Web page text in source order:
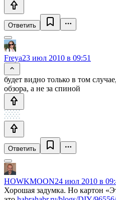
Ответить
Freya23 июл 2010 в 09:51
будет видно только в том
обзора, а не за спиной
Ответить
HOWKMOON24 июл 2010 в
Хорошая задумка. Но картон